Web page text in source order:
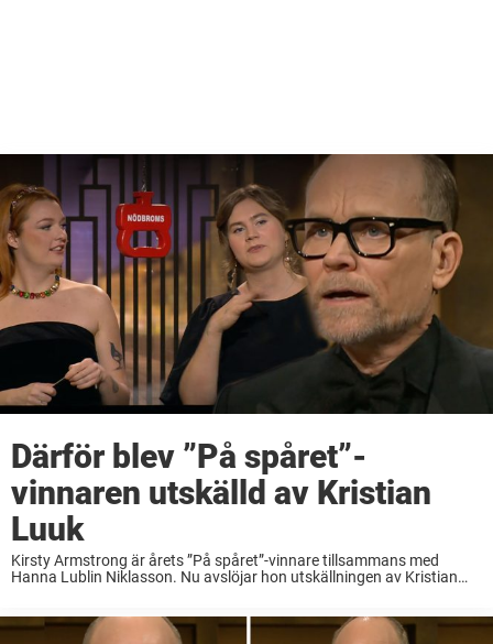
Därför blev ”På spåret”-
vinnaren utskälld av Kristian
Luuk
Kirsty Armstrong är årets ”På spåret”-vinnare tillsammans med
Hanna Lublin Niklasson. Nu avslöjar hon utskällningen av Kristian